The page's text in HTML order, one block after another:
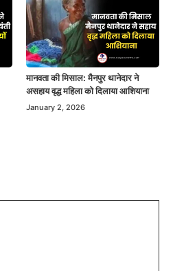
मानवता की मिसाल: मैनपुर थानेदार ने
असहाय वृद्ध महिला को दिलाया आशियाना
January 2, 2026